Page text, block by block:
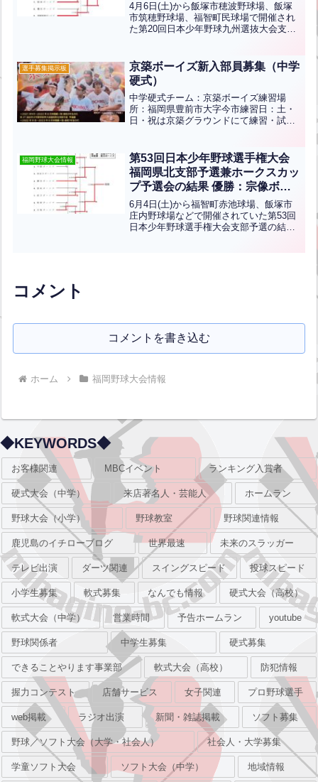
4月6日(土)から飯塚市穂波野球場、飯塚
市筑穂野球場、福智町民球場で開催され
た第20回日本少年野球九州選抜大会支部
ボーイズ、西田川ボーイズです。おめで
とうございます！
選手募集掲示板
京築ボーイズ新入部員募集（中学
硬式）
中学硬式チーム：京築ボーイズ練習場
所：福岡県豊前市大字今市練習日：土・
日・祝は京築グラウンドにて練習・試合
会員(部員)6000円/月父母会費(父母)3000
円/月...全文はクリック
福岡野球大会情報
第53回日本少年野球選手権大会
福岡県北支部予選兼ホークスカッ
プ予選会の結果 優勝：宗像ボー
イズ(中学硬式)
6月4日(土)から福智町赤池球場、飯塚市
庄内野球場などで開催されていた第53回
日本少年野球選手権大会支部予選の結果
コメント
コメントを書き込む
ホーム 福岡野球大会情報
◆KEYWORDS◆
お客様関連 MBCイベント ランキング入賞者
硬式大会（中学） 来店著名人・芸能人 ホームラン
野球大会（小学） 野球教室 野球関連情報
鹿児島のイチローブログ 世界最速 未来のスラッガー
テレビ出演 ダーツ関連 スイングスピード 投球スピード
小学生募集 軟式募集 なんでも情報 硬式大会（高校）
軟式大会（中学） 営業時間 予告ホームラン youtube
野球関係者 中学生募集 硬式募集
できることやります事業部 軟式大会（高校） 防犯情報
握力コンテスト 店舗サービス 女子関連 プロ野球選手
web掲載 ラジオ出演 新聞・雑誌掲載 ソフト募集
野球／ソフト大会（大学・社会人） 社会人・大学募集
学童ソフト大会 ソフト大会（中学） 地域情報